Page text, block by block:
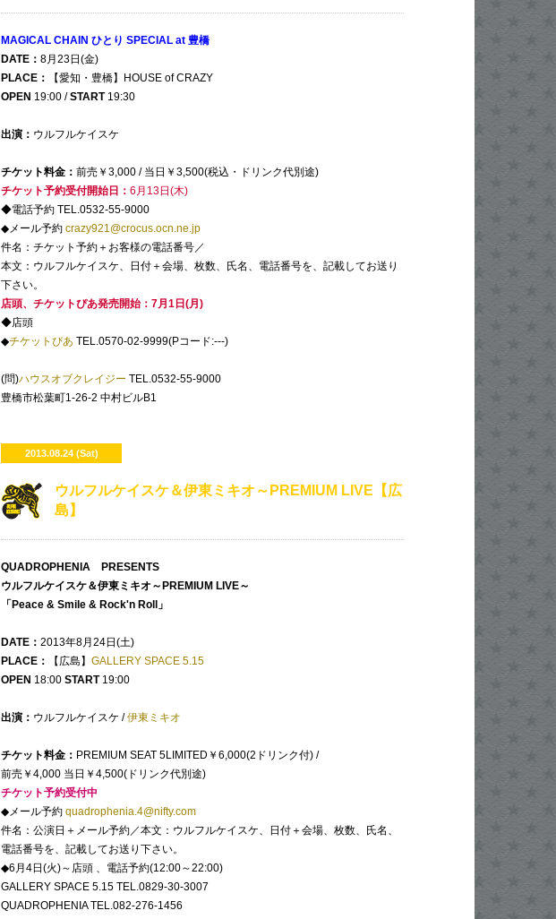
MAGICAL CHAIN ひとり SPECIAL at 豊橋
DATE： 8月23日(金)
PLACE：
【愛知・豊橋】HOUSE of CRAZY
OPEN 19:00 /START19:30
出演： ウルフルケイスケ
チケット料金： 前売￥3,000 / 当日￥3,500(税込・ドリンク代別途)
チケット予約受付開始日： 6月13日(木)
◆電話予約 TEL.0532-55-9000
◆メール予約 crazy921@crocus.ocn.ne.jp
件名：チケット予約＋お客様の電話番号／
本文：ウルフルケイスケ、日付＋会場、枚数、氏名、電話番号を、記載してお送り
下さい。
店頭、チケットぴあ発売開始：7月1日(月)
◆店頭
◆チケットぴあ TEL.0570-02-9999(Pコード:---)
(問)ハウスオブクレイジー TEL.0532-55-9000
豊橋市松葉町1-26-2 中村ビルB1
2013.08.24 (Sat)
ウルフルケイスケ＆伊東ミキオ～PREMIUM LIVE【広
島】
QUADROPHENIA PRESENTS
ウルフルケイスケ＆伊東ミキオ～PREMIUM LIVE～
「Peace & Smile & Rock'n Roll」
DATE： 2013年8月24日(土)
PLACE：
【広島】 GALLERY SPACE 5.15
OPEN 18:00 START19:00
出演： ウルフルケイスケ /伊東ミキオ
チケット料金： PREMIUM SEAT 5LIMITED￥6,000(2ドリンク付) /
前売￥4,000 当日￥4,500(ドリンク代別途)
チケット予約受付中
◆メール予約 quadrophenia.4@nifty.com
件名：公演日＋メール予約／本文：ウルフルケイスケ、日付＋会場、枚数、氏名、
電話番号を、記載してお送り下さい。
◆6月4日(火)～店頭 、電話予約(12:00～22:00)
GALLERY SPACE 5.15 TEL.0829-30-3007
QUADROPHENIA TEL.082-276-1456